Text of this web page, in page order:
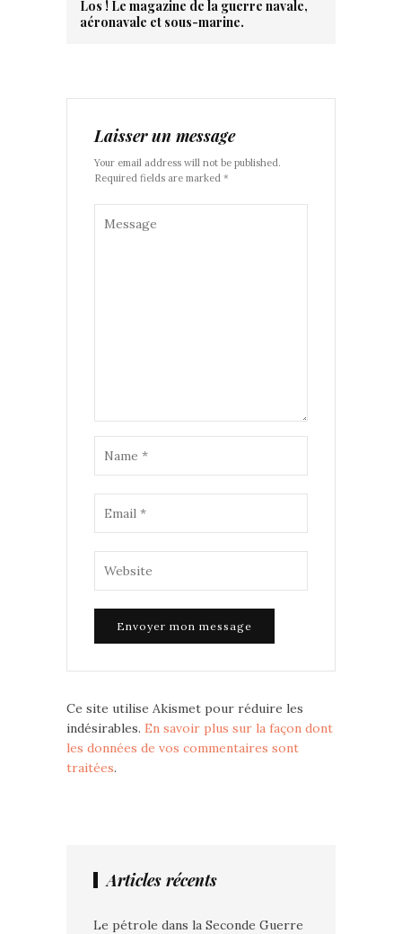
Los ! Le magazine de la guerre navale,
aéronavale et sous-marine.
Laisser un message
Your email address will not be published.
Required fields are marked *
Ce site utilise Akismet pour réduire les
indésirables. En savoir plus sur la façon dont
les données de vos commentaires sont
traitées.
Articles récents
Le pétrole dans la Seconde Guerre